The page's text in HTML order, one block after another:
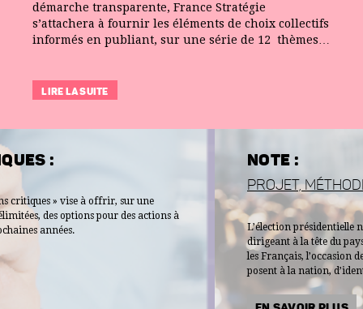
QUELLE POLITIQUE DU TEMPS DE TRAVAIL ?
MOBILISER L'ÉPARGNE POUR LE FINANCEMENT DES STARTUPS
ÉLABORER UNE STRATÉGIE NATIONALE DE COMPÉTENCES
démarche transparente, France Stratégie
s’attachera à fournir les éléments de choix collectifs
informés en publiant, sur une série de 12 thèmes…
LIRE LA SUITE
PROJET, MÉTHODE, ENSEIGNEMENTS
L’élection présidentielle n’a pas pour seul objet de désigner un
dirigeant à la tête du pays. Le débat qui la précède est aussi, pour
les Français, l’occasion de définir les questions essentielles qui se